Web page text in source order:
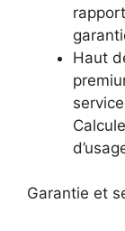
Haut
Garantie et